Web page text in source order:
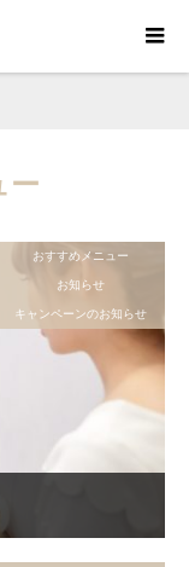
ー
おすすめメニュー
お知らせ
キャンペーンのお知らせ